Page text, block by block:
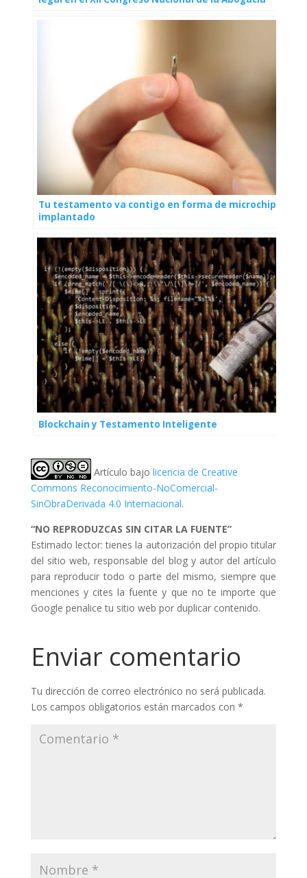
Tu testamento va contigo en forma de microchip
implantado
Blockchain y Testamento Inteligente
Artículo bajo licencia de Creative
Commons Reconocimiento-NoComercial-
SinObraDerivada 4.0 Internacional.
“NO REPRODUZCAS SIN CITAR LA FUENTE”
Estimado lector: tienes la autorización del propio titular
del sitio web, responsable del blog y autor del artículo
para reproducir todo o parte del mismo, siempre que
menciones y cites la fuente y que no te importe que
Google penalice tu sitio web por duplicar contenido.
Enviar comentario
Tu dirección de correo electrónico no será publicada.
Los campos obligatorios están marcados con *